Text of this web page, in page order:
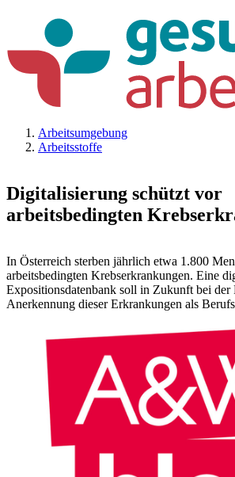
Arbeitsumgebung
Arbeitsstoffe
Digitalisierung schützt vor
arbeitsbedingten
In Österreich sterben jährlich etwa 1.800
arbeitsbedingten Krebserkrankungen. Eine
Expositionsdatenbank soll in Zukunft bei der
Anerkennung dieser Erkrankungen als